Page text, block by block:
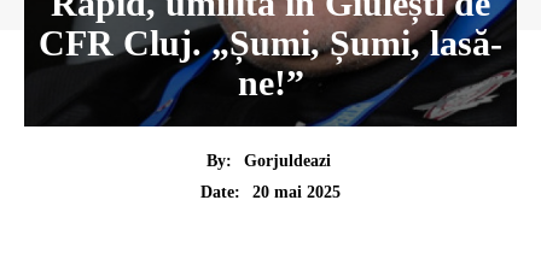
CFR Cluj. „Șumi, Șumi, lasă-
ne!”
By:
Gorjuldeazi
Date:
20 mai 2025